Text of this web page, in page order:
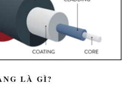
LÀ GÌ?